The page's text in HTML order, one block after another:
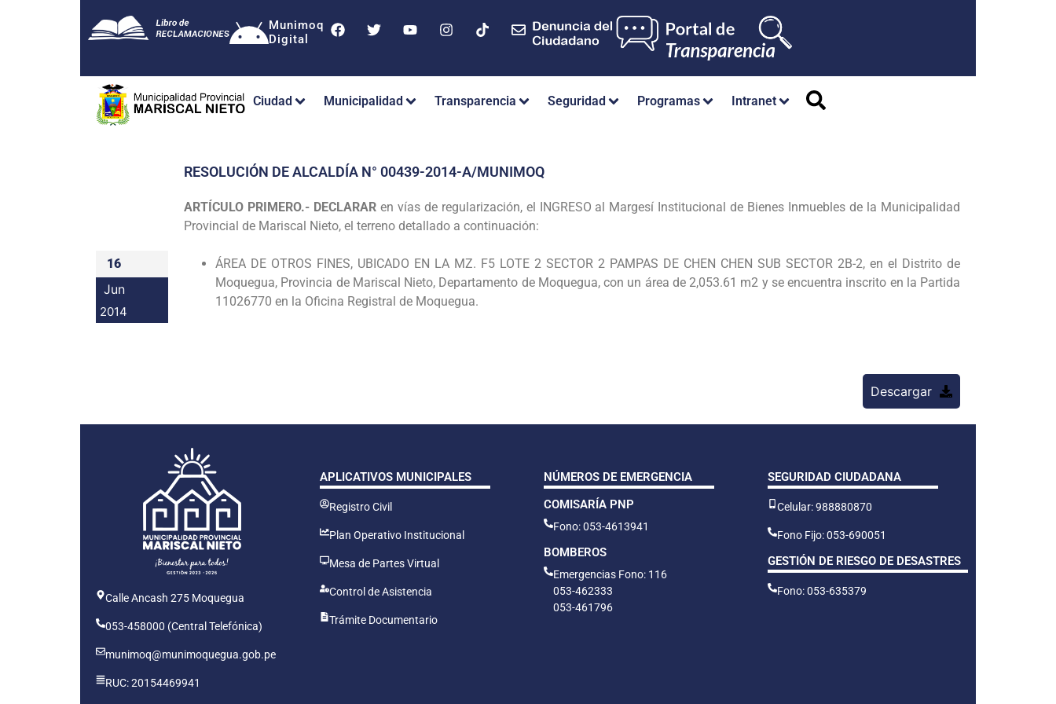
Munimoq
Digital
Ciudad Municipalidad Transparencia Seguridad Programas Intranet
16
Jun
2014
RESOLUCIÓN DE ALCALDÍA N° 00439-2014-A/MUNIMOQ
ARTÍCULO PRIMERO.- DECLARARen vías de regularización, el INGRESO al Margesí Institucional de Bienes Inmuebles de la Municipalidad
Provincial de Mariscal Nieto, el terreno detallado a continuación:
ÁREA DE OTROS FINES, UBICADO EN LA MZ. F5 LOTE 2 SECTOR 2 PAMPAS DE CHEN CHEN SUB SECTOR 2B-2, en el Distrito de
Moquegua, Provincia de Mariscal Nieto, Departamento de Moquegua, con un área de 2,053.61 m2 y se encuentra inscrito en la Partida
11026770 en la Oficina Registral de Moquegua.
Descargar
Calle Ancash 275 Moquegua
053-458000 (Central Telefónica)
munimoq@munimoquegua.gob.pe
RUC: 20154469941
APLICATIVOS MUNICIPALES
Registro Civil
Plan Operativo Institucional
Mesa de Partes Virtual
Control de Asistencia
Trámite Documentario
NÚMEROS DE EMERGENCIA
COMISARÍA PNP
Fono: 053-4613941
BOMBEROS
Emergencias Fono: 116
053-462333
053-461796
SEGURIDAD CIUDADANA
Celular: 988880870
Fono Fijo: 053-690051
GESTIÓN DE RIESGO DE DESASTRES
Fono: 053-635379